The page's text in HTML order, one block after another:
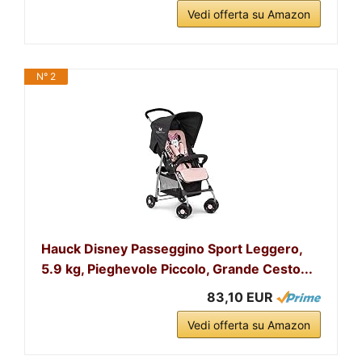
Vedi offerta su Amazon
N° 2
Hauck Disney Passeggino Sport Leggero,
5.9 kg, Pieghevole Piccolo, Grande Cesto...
83,10 EUR
Vedi offerta su Amazon